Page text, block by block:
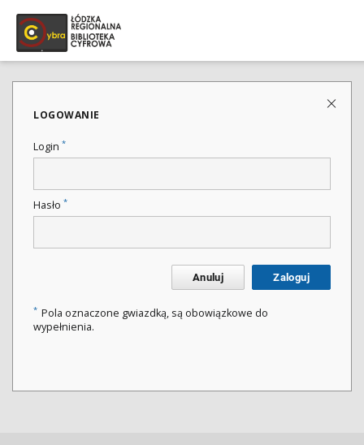
LOGOWANIE
Login *
Hasło *
Anuluj Zaloguj
* Pola oznaczone gwiazdką, są obowiązkowe do
wypełnienia.